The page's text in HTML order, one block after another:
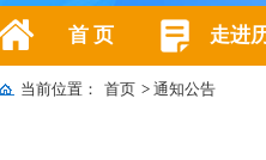
首 页 走进
当前位置： 首页 > 通知公告